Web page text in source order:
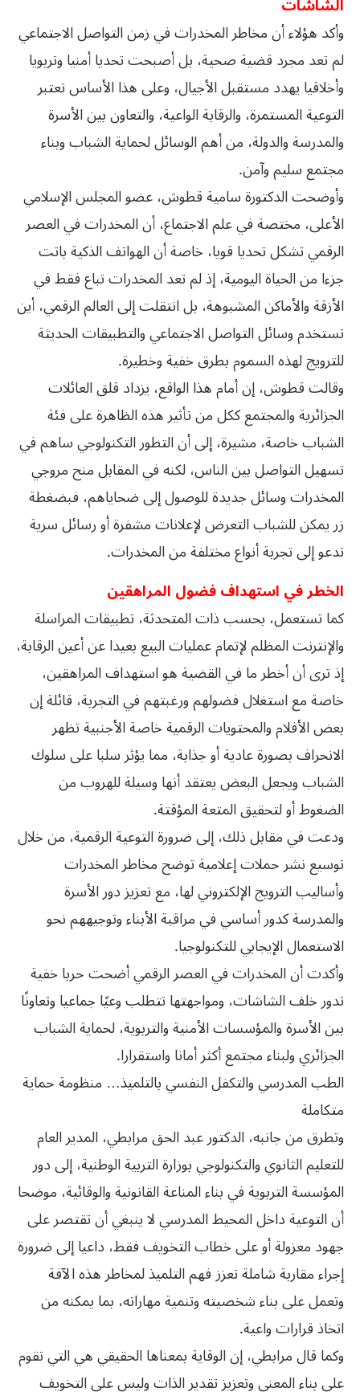
وأكد هؤلاء أن مخاطر المخدرات في زمن التواصل الاجتماعي
لم تعد مجرد قضية صحية، بل أصبحت تحديا أمنيا وتربويا
وأخلاقيا يهدد مستقبل الأجيال، وعلى هذا الأساس تعتبر
التوعية المستمرة، والرقابة الواعية، والتعاون بين الأسرة
والمدرسة والدولة، من أهم الوسائل لحماية الشباب وبناء
مجتمع سليم وآمن.
وأوضحت الدكتورة سامية قطوش، عضو المجلس الإسلامي
الأعلى، مختصة في علم الاجتماع، أن المخدرات في العصر
الرقمي تشكل تحديا قويا، خاصة أن الهواتف الذكية باتت
جزءا من الحياة اليومية، إذ لم تعد المخدرات تباع فقط في
الأزقة والأماكن المشبوهة، بل انتقلت إلى العالم الرقمي، أين
تستخدم وسائل التواصل الاجتماعي والتطبيقات الحديثة
للترويج لهذه السموم بطرق خفية وخطيرة.
وقالت قطوش، إن أمام هذا الواقع، يزداد قلق العائلات
الجزائرية والمجتمع ككل من تأثير هذه الظاهرة على فئة
الشباب خاصة، مشيرة، إلى أن التطور التكنولوجي ساهم في
تسهيل التواصل بين الناس، لكنه في المقابل منح مروجي
المخدرات وسائل جديدة للوصول إلى ضحاياهم، فبضغطة
زر يمكن للشباب التعرض لإعلانات مشفرة أو رسائل سرية
تدعو إلى تجربة أنواع مختلفة من المخدرات.
الخطر في استهداف فضول المراهقين
كما تستعمل، بحسب ذات المتحدثة، تطبيقات المراسلة
والإنترنت المظلم لإتمام عمليات البيع بعيدا عن أعين الرقابة،
إذ ترى أن أخطر ما في القضية هو استهداف المراهقين،
خاصة مع استغلال فضولهم ورغبتهم في التجربة، قائلة إن
بعض الأفلام والمحتويات الرقمية خاصة الأجنبية تظهر
الانحراف بصورة عادية أو جذابة، مما يؤثر سلبا على سلوك
الشباب ويجعل البعض يعتقد أنها وسيلة للهروب من
الضغوط أو لتحقيق المتعة المؤقتة.
ودعت في مقابل ذلك، إلى ضرورة التوعية الرقمية، من خلال
توسيع نشر حملات إعلامية توضح مخاطر المخدرات
وأساليب الترويج الإلكتروني لها، مع تعزيز دور الأسرة
والمدرسة كدور أساسي في مراقبة الأبناء وتوجيههم نحو
الاستعمال الإيجابي للتكنولوجيا.
وأكدت أن المخدرات في العصر الرقمي أضحت حربا خفية
تدور خلف الشاشات، ومواجهتها تتطلب وعيًا جماعيا وتعاونًا
بين الأسرة والمؤسسات الأمنية والتربوية، لحماية الشباب
الجزائري ولبناء مجتمع أكثر أمانا واستقرارا.
الطب المدرسي والتكفل النفسي بالتلميذ… منظومة حماية
متكاملة
وتطرق من جانبه، الدكتور عبد الحق مرابطي، المدير العام
للتعليم الثانوي والتكنولوجي بوزارة التربية الوطنية، إلى دور
المؤسسة التربوية في بناء المناعة القانونية والوقائية، موضحا
أن التوعية داخل المحيط المدرسي لا ينبغي أن تقتصر على
جهود معزولة أو على خطاب التخويف فقط، داعيا إلى ضرورة
إجراء مقاربة شاملة تعزز فهم التلميذ لمخاطر هذه الآفة
وتعمل على بناء شخصيته وتنمية مهاراته، بما يمكنه من
اتخاذ قرارات واعية.
وكما قال مرابطي، إن الوقاية بمعناها الحقيقي هي التي تقوم
على بناء المعنى وتعزيز تقدير الذات وليس على التخويف